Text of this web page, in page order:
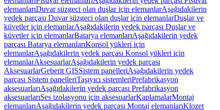
elemanlarıDuvar süzgeci olan duşlar için elemanlarAşağıdakilerin
yedek parçası Duvar süzgeci olan duşlar için elemanlarDuşlar ve
küvetler için elemanlarAşağıdakilerin yedek parçası Duşlar ve
küvetler için elemanlarBatarya elemanlarıAşağıdakilerin yedek
parçası Batarya elemanlarıKonsol yükleri için
elemanlarAşağıdakilerin yedek parçası Konsol yükleri için
elemanlarAksesuarlarAşağıdakilerin yedek parçası
AksesuarlarGeberit GISSistem panelleriAşağıdakilerin yedek
parçası Sistem panelleriTaşıyıcı sistemleriPrefabrikasyon
aksesuarlarıAşağıdakilerin yedek parçası Prefabrikasyon
aksesuarlarıSes izolasyonu için aksesuarlarKaplamalarMontaj
elemanlarıAşağıdakilerin yedek parçası Montaj elemanlarıKlozet